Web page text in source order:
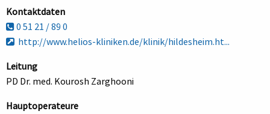
Kontaktdaten
0 51 21 / 89 0
http://www.helios-kliniken.de/klinik/hildesheim.ht...
Leitung
PD Dr. med. Kourosh Zarghooni
Hauptoperateure